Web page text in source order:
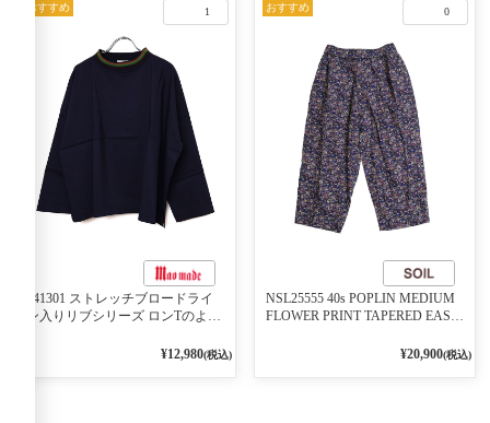
1
おすすめ
541301 ストレッチブロードライ
ン入りリブシリーズ ロンTのよう
プルオーバー 79ネイビー¥12,980(税込)
0
おすすめ
NSL25555 40s POPLIN MEDIUM
FLOWER PRINT TAPERED EASY
¥20,900(税込)